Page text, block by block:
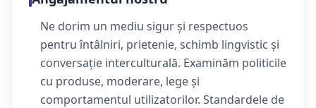
Ne dorim un mediu sigur și respectuos
pentru întâlniri, prietenie, schimb lingvistic și
conversație interculturală. Examinăm politicile
cu produse, moderare, lege și
comportamentul utilizatorilor. Standardele de